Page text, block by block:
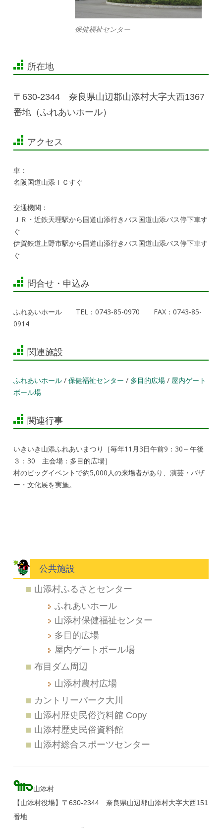
保健福祉センター
所在地
〒630-2344 奈良県山辺郡山添村大字大西1367
番地（ふれあいホール）
アクセス
車：
名阪国道山添ＩＣすぐ
交通機関：
ＪＲ・近鉄天理駅から国道山添行きバス国道山添バス停下車す
ぐ
伊賀鉄道上野市駅から国道山添行きバス国道山添バス停下車す
ぐ
問合せ・申込み
ふれあいホール TEL：0743-85-0970 FAX：0743-85-
0914
関連施設
ふれあいホール /保健福祉センター / 多目的広場 / 屋内ゲート
ボール場
関連行事
いきいき山添ふれあいまつり［毎年11月3日午前9：30～午後
３：30 主会場：多目的広場］
村のビッグイベントで約5,000人の来場者があり、演芸・バザ
ー・文化展を実施。
公共施設
山添村ふるさとセンター
ふれあいホール
山添村保健福祉センター
多目的広場
屋内ゲートボール場
布目ダム周辺
山添村農村広場
カントリーパーク大川
山添村歴史民俗資料館 Copy
山添村歴史民俗資料館
山添村総合スポーツセンター
山添村
【山添村役場】〒630-2344 奈良県山辺郡山添村大字大西151
番地